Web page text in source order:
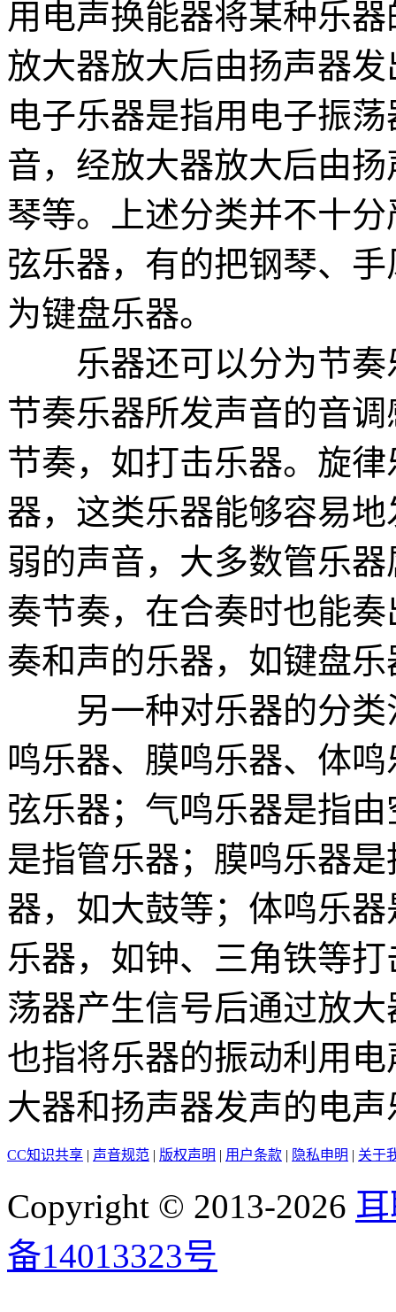
用电声换能器将某种乐
放大器放大后由扬声器
电子乐器是指用电子振
音，经放大器放大后由
琴等。上述分类并不十
弦乐器，有的把钢琴、
为键盘乐器。
乐器还可以分为节奏
节奏乐器所发声音的音
节奏，如打击乐器。旋
器，这类乐器能够容易
弱的声音，大多数管乐
奏节奏，在合奏时也能
奏和声的乐器，如键盘乐
另一种对乐器的分类
鸣乐器、膜鸣乐器、体
弦乐器；气鸣乐器是指
是指管乐器；膜鸣乐器
器，如大鼓等；体鸣乐
乐器，如钟、三角铁等
荡器产生信号后通过放
也指将乐器的振动利用
大器和扬声器发声的电声
CC知识共享 | 声音规范 | 版权声明 | 用户条款 | 隐私申明 | 关于
Copyright © 2013-2026
备14013323号